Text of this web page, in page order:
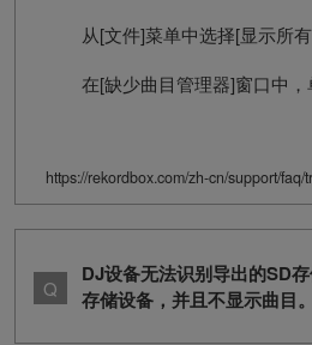
从[文件]菜单中选择[显示所有
在[缺少曲目管理器]窗口中，
https://rekordbox.com/zh-cn/support/
DJ设备无法识别导出的SD
存储设备，并且不显示曲目。